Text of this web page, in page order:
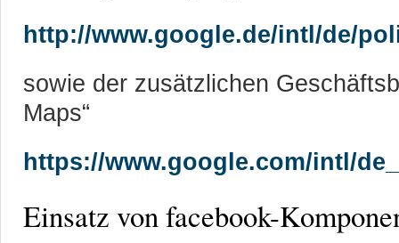
http://www.google.de/intl/de/
sowie der zusätzlichen
Maps“
https://www.google.com/intl/
Einsatz von facebook-